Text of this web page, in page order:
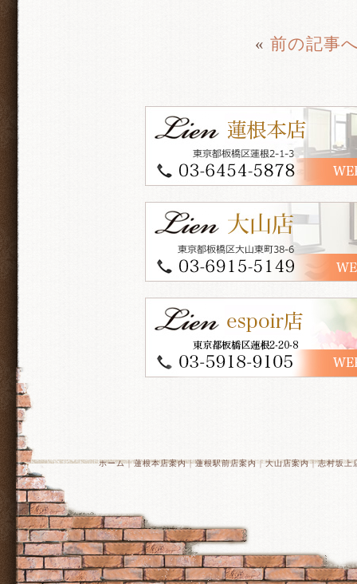
« 前の記事
ホーム｜蓮根本店案内｜蓮根駅前店案内｜大山店案内｜志村坂上